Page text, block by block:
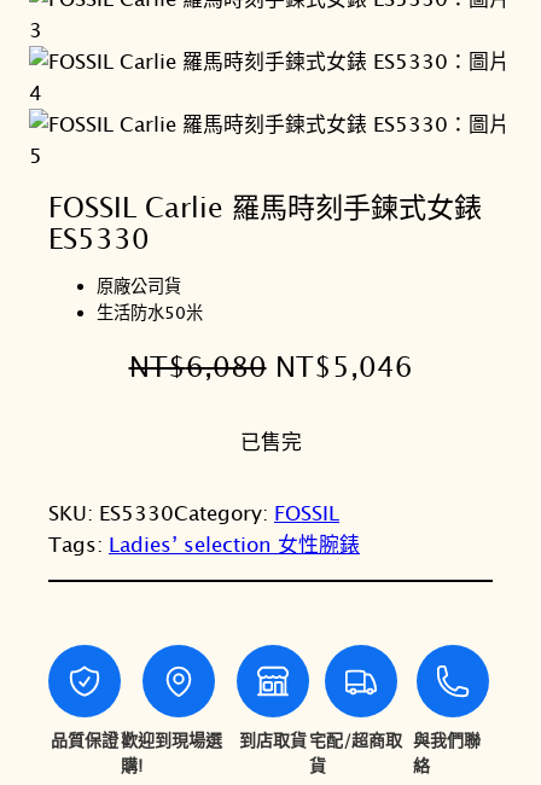
FOSSIL Carlie 羅馬時刻手鍊式女錶
ES5330
原廠公司貨
生活防水50米
NT$6,080 原
價
：
N
$
6
,
NT$ 5,046
N
$
5
,
已售完
SKU: ES5330Category: FOSSIL
Tags: Ladies’ selection 女性腕錶
品質保證歡迎到現場選
購!
到店取貨宅配/超商取
貨
與我們聯
絡